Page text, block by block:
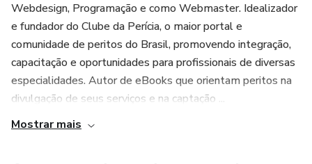
Webdesign, Programação e como Webmaster. Idealizador
e fundador do Clube da Perícia, o maior portal e
comunidade de peritos do Brasil, promovendo integração,
capacitação e oportunidades para profissionais de diversas
especialidades. Autor de eBooks que orientam peritos na
divulgação de seus serviços e na captação ...
Mostrar mais